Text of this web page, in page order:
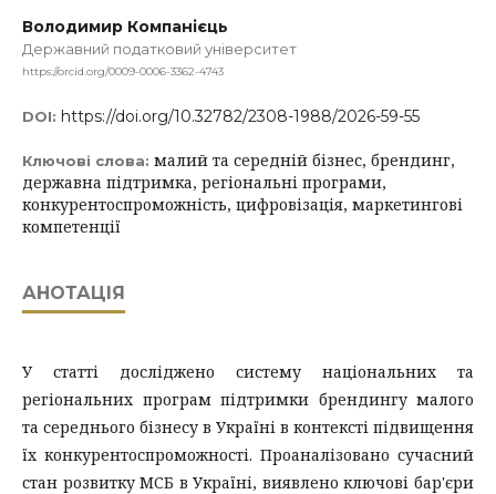
Володимир Компанієць
Державний податковий університет
https://orcid.org/0009-0006-3362-4743
DOI: https://doi.org/10.32782/2308-1988/2026-59-55
Ключові слова: малий та середній бізнес, брендинг,
державна підтримка, регіональні програми,
конкурентоспроможність, цифровізація, маркетингові
компетенції
АНОТАЦІЯ
У статті досліджено систему національних та
регіональних програм підтримки брендингу малого
та середнього бізнесу в Україні в контексті підвищення
їх конкурентоспроможності. Проаналізовано сучасний
стан розвитку МСБ в Україні, виявлено ключові бар'єри